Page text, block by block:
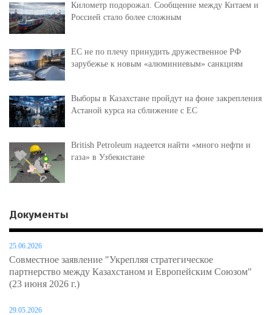
Километр подорожал. Сообщение между Китаем и
Россией стало более сложным
ЕС не по плечу принудить дружественное РФ
зарубежье к новым «алюминиевым» санкциям
Выборы в Казахстане пройдут на фоне закрепления
Астаной курса на сближение с ЕС
British Petroleum надеется найти «много нефти и
газа» в Узбекистане
Документы
25.06.2026
Совместное заявление "Укрепляя стратегическое
партнерство между Казахстаном и Европейским Союзом"
(23 июня 2026 г.)
29.05.2026